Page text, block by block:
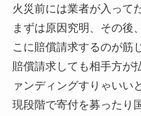
火災前には業者が入って
まずは原因究明、その後
こに賠償請求するのが筋
賠償請求しても相手方が
ァンディングすりゃいい
現段階で寄付を募ったり